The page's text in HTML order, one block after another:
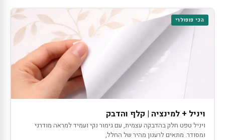
הכי פופולרי
ויניל + למינציה | קלף והדבק
ויניל טפט חלק בהדבקה עצמית, עם גימור נקי ועמיד למראה מודרני
ומסודר. מתאים לרענון מהיר של החלל,